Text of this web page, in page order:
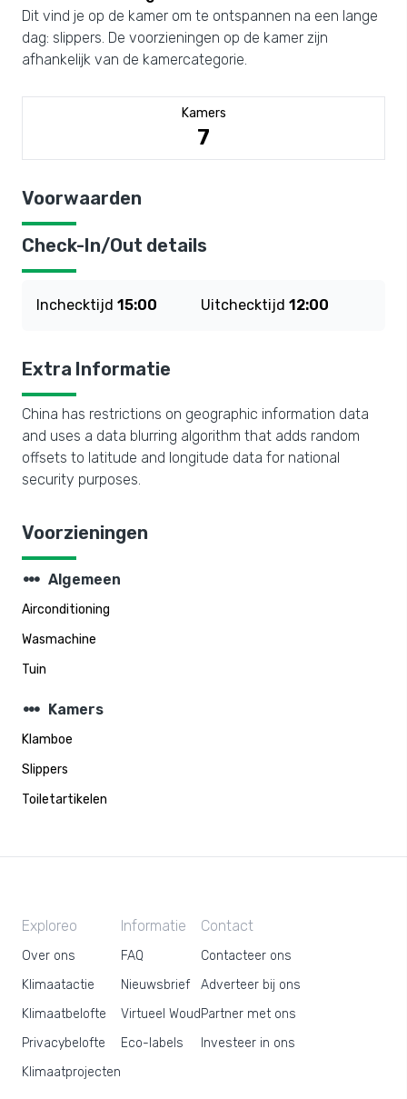
Dit vind je op de kamer om te ontspannen na een lange
dag: slippers. De voorzieningen op de kamer zijn
afhankelijk van de kamercategorie.
Kamers
7
Voorwaarden
Check-In/Out details
Inchecktijd 15:00 Uitchecktijd 12:00
Extra Informatie
China has restrictions on geographic information data
and uses a data blurring algorithm that adds random
offsets to latitude and longitude data for national
security purposes.
Voorzieningen
steppers Algemeen
Airconditioning
Wasmachine
Tuin
steppers Kamers
Klamboe
Slippers
Toiletartikelen
Exploreo
Over ons
Klimaatactie
Klimaatbelofte
Privacybelofte
Klimaatprojecten
Informatie
FAQ
Nieuwsbrief
Virtueel Woud
Eco-labels
Contact
Contacteer ons
Adverteer bij ons
Partner met ons
Investeer in ons